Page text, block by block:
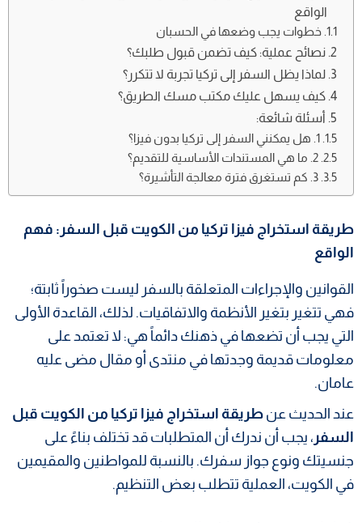
الواقع
خطوات يجب وضعها في الحسبان
نصائح عملية: كيف تضمن قبول طلبك؟
لماذا يظل السفر إلى تركيا تجربة لا تتكرر؟
كيف يسهل عليك مكتب مسك الطريق؟
أسئلة شائعة:
1. هل يمكنني السفر إلى تركيا بدون فيزا؟
2. ما هي المستندات الأساسية للتقديم؟
3. كم تستغرق فترة معالجة التأشيرة؟
طريقة استخراج فيزا تركيا من الكويت قبل السفر: فهم
الواقع
القوانين والإجراءات المتعلقة بالسفر ليست صخوراً ثابتة؛
فهي تتغير بتغير الأنظمة والاتفاقيات. لذلك، القاعدة الأولى
التي يجب أن تضعها في ذهنك دائماً هي: لا تعتمد على
معلومات قديمة وجدتها في منتدى أو مقال مضى عليه
عامان.
عند الحديث عن طريقة استخراج فيزا تركيا من الكويت قبل
السفر ، يجب أن ندرك أن المتطلبات قد تختلف بناءً على
جنسيتك ونوع جواز سفرك. بالنسبة للمواطنين والمقيمين
في الكويت، العملية تتطلب بعض التنظيم.